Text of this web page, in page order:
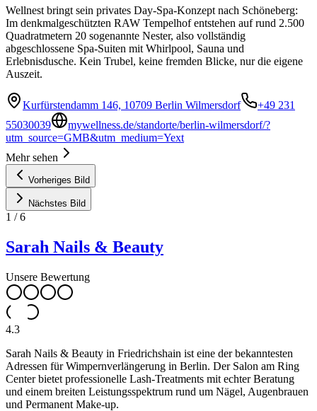
Wellnest bringt sein privates Day-Spa-Konzept nach Schöneberg:
Im denkmalgeschützten RAW Tempelhof entstehen auf rund 2.500
Quadratmetern 20 sogenannte Nester, also vollständig
abgeschlossene Spa-Suiten mit Whirlpool, Sauna und
Erlebnisdusche. Kein Trubel, keine fremden Blicke, nur die eigene
Auszeit.
Kurfürstendamm 146, 10709 Berlin Wilmersdorf
+49 231
55030039
mywellness.de/standorte/berlin-wilmersdorf/?
utm_source=GMB&utm_medium=Yext
Mehr sehen
Vorheriges Bild
Nächstes Bild
1 /6
Sarah Nails & Beauty
Unsere Bewertung
4.3
Sarah Nails & Beauty in Friedrichshain ist eine der bekanntesten
Adressen für Wimpernverlängerung in Berlin. Der Salon am Ring
Center bietet professionelle Lash-Treatments mit echter Beratung
und einem breiten Leistungsspektrum rund um Nägel, Augenbrauen
und Permanent Make-up.